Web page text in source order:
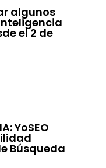
algunos
el 2 de
YoSEO
Búsqueda